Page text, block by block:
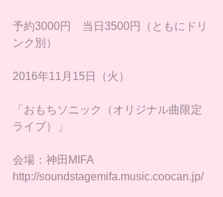
予約3000円　当日3500円（ともにドリ
ンク別）
2016年11月15日（火）
「おもちソニック（オリジナル曲限定
ライブ）」
会場：神田MIFA
http://soundstagemifa.music.coocan.jp/